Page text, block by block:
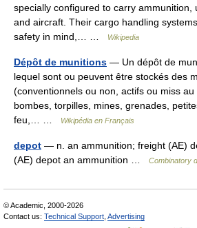
specially configured to carry ammunition,
and aircraft. Their cargo handling
safety in mind,… …
Wikipedia
Dépôt de munitions — Un dépôt de
lequel sont ou peuvent être stockés des
(conventionnels ou non, actifs ou miss
bombes, torpilles, mines, grenades,
feu,… …
Wikipédia en Français
depot — n. an ammunition; freight (AE)
(AE) depot an ammunition …
Combinatory
© Academic, 2000-2026
Contact us: Technical Support Advertising